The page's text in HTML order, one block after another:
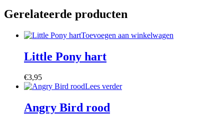
Gerelateerde producten
Toevoegen aan winkelwagen
Little Pony hart
€3,95
Lees verder
Angry Bird rood